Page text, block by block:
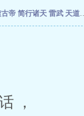
帝 简行诸天 雷武 天道天骄
，